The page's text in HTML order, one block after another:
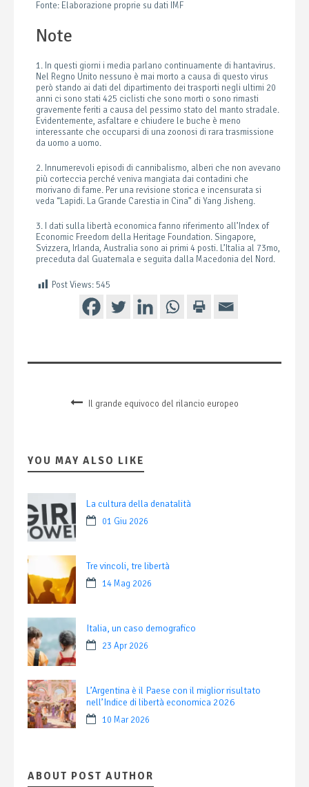
Fonte: Elaborazione proprie su dati IMF
Note
1. In questi giorni i media parlano continuamente di hantavirus.
Nel Regno Unito nessuno è mai morto a causa di questo virus
però stando ai dati del dipartimento dei trasporti negli ultimi 20
anni ci sono stati 425 ciclisti che sono morti o sono rimasti
gravemente feriti a causa del pessimo stato del manto stradale.
Evidentemente, asfaltare e chiudere le buche è meno
interessante che occuparsi di una zoonosi di rara trasmissione
da uomo a uomo.
2. Innumerevoli episodi di cannibalismo, alberi che non avevano
più corteccia perché veniva mangiata dai contadini che
morivano di fame. Per una revisione storica e incensurata si
veda “Lapidi. La Grande Carestia in Cina” di Yang Jisheng.
3. I dati sulla libertà economica fanno riferimento all’Index of
Economic Freedom della Heritage Foundation. Singapore,
Svizzera, Irlanda, Australia sono ai primi 4 posti. L’Italia al 73mo,
preceduta dal Guatemala e seguita dalla Macedonia del Nord.
Post Views: 545
Il grande equivoco del rilancio europeo
YOU MAY ALSO LIKE
La cultura della denatalità
01 Giu 2026
Tre vincoli, tre libertà
14 Mag 2026
Italia, un caso demografico
23 Apr 2026
L’Argentina è il Paese con il miglior risultato
nell’Indice di libertà economica 2026
10 Mar 2026
ABOUT POST AUTHOR